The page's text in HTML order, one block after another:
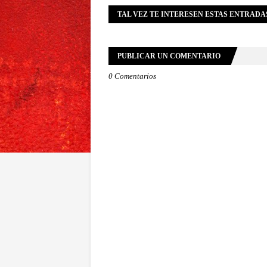
TAL VEZ TE INTERESEN ESTAS
PUBLICAR UN COMENTARIO
0 Comentarios